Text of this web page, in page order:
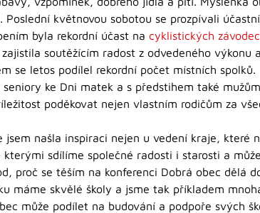
Poslední květnovou sobotou se prozpívali
byla rekordní účast na cyklistických
soutěžícím radost z odvedeného výkonu
se letos podílel rekordní počet místních spolků.
ke Dni matek a s předstihem také
poděkovat nejen vlastním rodičům za
jsem našla inspiraci nejen u vedení kraje,
sdílíme společné radosti i starosti a
proč se těším na konferenci Dobrá obec dělá
máme skvělé školy a jsme tak příkladem
může podílet na budování a podpoře svých